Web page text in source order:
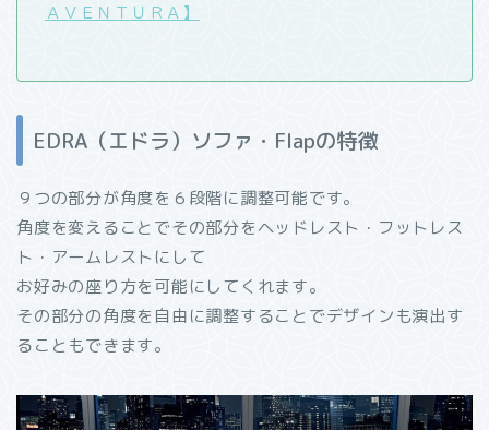
ＡＶＥＮＴＵＲＡ】
EDRA（エドラ）ソファ・Flapの特徴
９つの部分が角度を６段階に調整可能です。
角度を変えることでその部分をヘッドレスト・フットレス
ト・アームレストにして
お好みの座り方を可能にしてくれます。
その部分の角度を自由に調整することでデザインも演出す
ることもできます。